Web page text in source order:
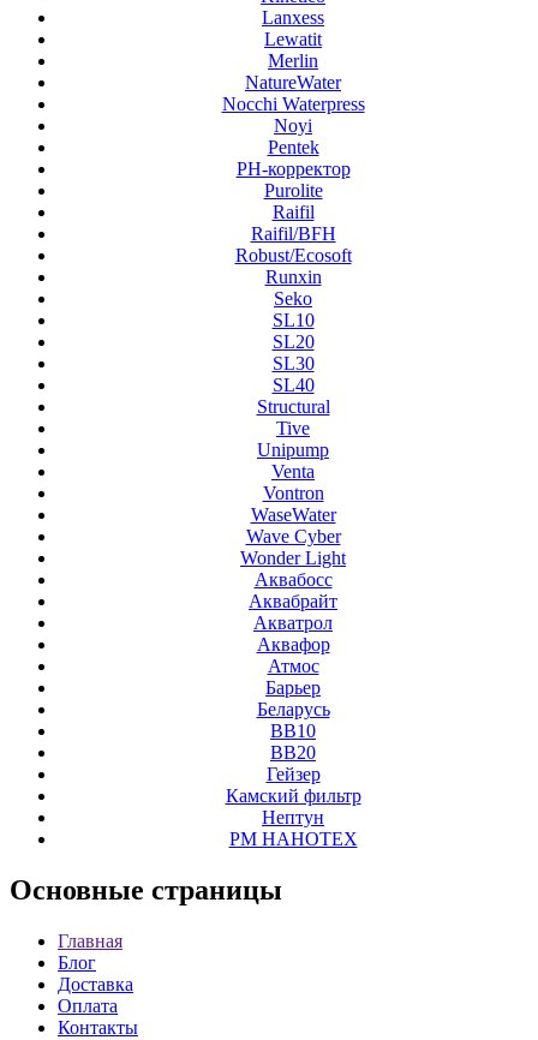
Lanxess
Lewatit
Merlin
NatureWater
Nocchi Waterpress
Noyi
Pentek
PH-корректор
Purolite
Raifil
Raifil/BFH
Robust/Ecosoft
Runxin
Seko
SL10
SL20
SL30
SL40
Structural
Tive
Unipump
Venta
Vontron
WaseWater
Wave Cyber
Wonder Light
Аквабосс
Аквабрайт
Акватрол
Аквафор
Атмос
Барьер
Беларусь
ВВ10
ВВ20
Гейзер
Камский фильтр
Нептун
РМ НАНОТЕХ
Основные страницы
Главная
Блог
Доставка
Оплата
Контакты